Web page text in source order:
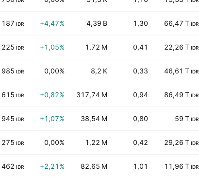
187 IDR +4,47% 4,39 B 1,30 66,47 T IDR
225 IDR +1,05% 1,72 M 0,41 22,26 T IDR
985 IDR 0,00% 8,2 K 0,33 46,61 T IDR
615 IDR +0,82% 317,74 M 0,94 86,49 T IDR
945 IDR +1,07% 38,54 M 0,80 59 T IDR
275 IDR 0,00% 1,22 M 0,42 29,26 T IDR
462 IDR +2,21% 82,65 M 1,01 11,96 T IDR